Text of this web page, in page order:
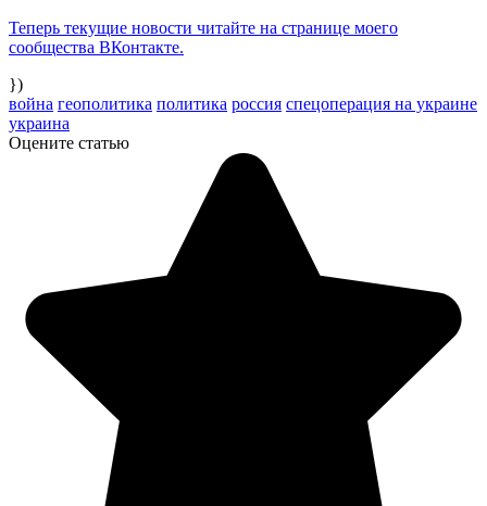
Теперь текущие новости читайте на странице моего
сообщества ВКонтакте.
})
война геополитика политика россия спецоперация на украине
украина
Оцените статью